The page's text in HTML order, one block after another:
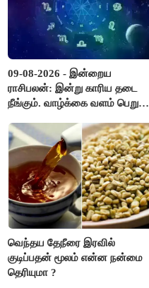
09-08-2026 - இன்றைய
ராசிபலன்: இன்று காரிய தடை
நீங்கும். வாழ்க்கை வளம் பெறும்.
எடைபோடுவது நல்லது..!
வெந்தய தேநீரை இரவில்
குடிப்பதன் மூலம் என்ன நன்மை
தெரியுமா ?